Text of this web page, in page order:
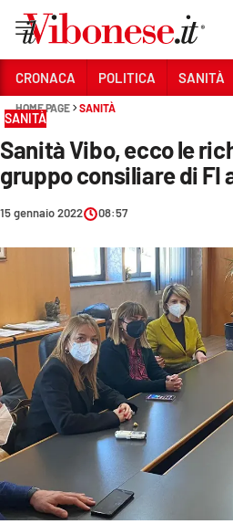
Sezioni
CRONACA
POLITICA
SANITÀ
AMBIENTE
SOCIETÀ
CULTURA
ECONOMIA E LAVORO
EVENTI
Streaming
CRONACA POLITICA SANITÀ
HOME PAGE SANITÀ
SANITÀ
Sanità Vibo, ecco le
gruppo consiliare di FI
15 gennaio 2022 08:57